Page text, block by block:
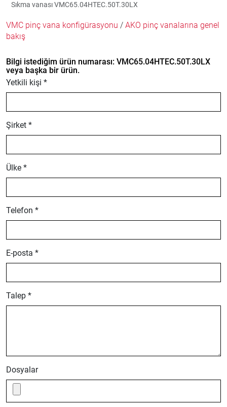
Sıkma vanası VMC65.04HTEC.50T.30LX
VMC pinç vana konfigürasyonu / AKO pinç vanalarına genel
bakış
Bilgi istediğim ürün numarası: VMC65.04HTEC.50T.30LX
veya başka bir ürün.
Yetkili kişi *
Şirket *
Ülke *
Telefon *
E-posta *
Talep *
Dosyalar